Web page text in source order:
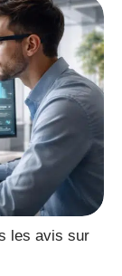
les avis sur